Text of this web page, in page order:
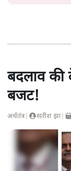
बदलाव की
बजट!
अर्थतंत्र सतीश झा